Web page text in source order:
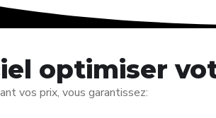
optimiser
vos prix, vous garantissez: